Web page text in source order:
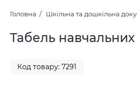
Головна Шкільна та дошкільна
Табель
Код товару: 7291